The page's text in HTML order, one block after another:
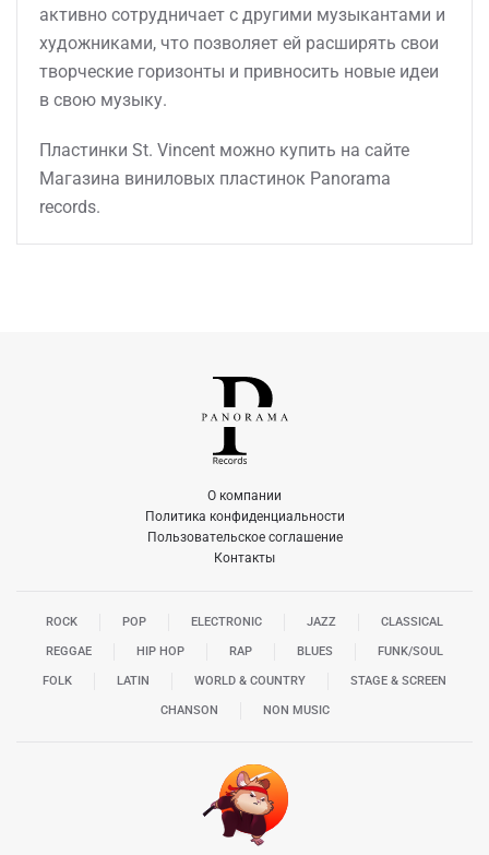
активно сотрудничает с другими музыкантами и
художниками, что позволяет ей расширять свои
творческие горизонты и привносить новые идеи
в свою музыку.
Пластинки St. Vincent можно купить на сайте
Магазина виниловых пластинок Panorama
records.
О компании
Политика конфиденциальности
Пользовательское соглашение
Контакты
ROCK POP ELECTRONIC JAZZ CLASSICAL
REGGAE HIP HOP RAP BLUES FUNK/SOUL
FOLK LATIN WORLD & COUNTRY STAGE & SCREEN
CHANSON NON MUSIC